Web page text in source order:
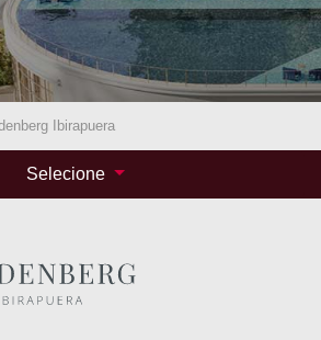
Ibirapuera
Selecione